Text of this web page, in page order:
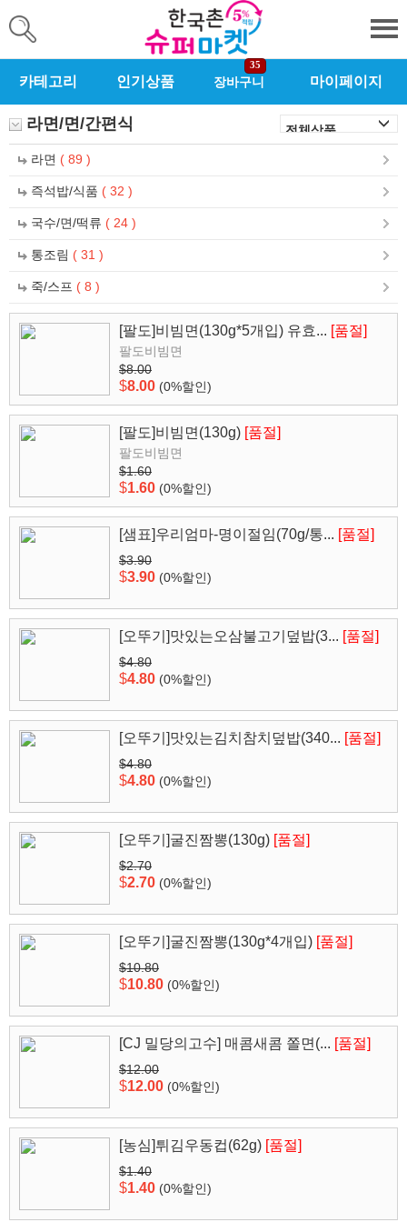
카테고리 인기상품 장바구니
35
마이페이지
라면/면/간편식
라면 ( 89 )
즉석밥/식품 ( 32 )
국수/면/떡류 ( 24 )
통조림 ( 31 )
죽/스프 ( 8 )
[팔도]비빔면(130g*5개입) 유효... [품절]
팔도비빔면
$8.00
$8.00 (0%할인)
[팔도]비빔면(130g) [품절]
팔도비빔면
$1.60
$1.60 (0%할인)
[샘표]우리엄마-명이절임(70g/통... [품절]
$3.90
$3.90 (0%할인)
[오뚜기]맛있는오삼불고기덮밥(3... [품절]
$4.80
$4.80 (0%할인)
[오뚜기]맛있는김치참치덮밥(340... [품절]
$4.80
$4.80 (0%할인)
[오뚜기]굴진짬뽕(130g) [품절]
$2.70
$2.70 (0%할인)
[오뚜기]굴진짬뽕(130g*4개입) [품절]
$10.80
$10.80 (0%할인)
[CJ 밀당의고수] 매콤새콤 쫄면(... [품절]
$12.00
$12.00 (0%할인)
[농심]튀김우동컵(62g) [품절]
$1.40
$1.40 (0%할인)